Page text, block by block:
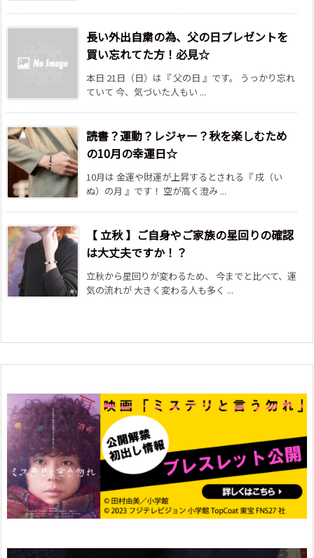
長い外出自粛の為、父の日プレゼントを
買い忘れてた方！必見☆
本日 21日（日）は『 父の日 』です。 うっかり忘れ
ていて 今、気づいた人もい ...
読書？運動？レジャー？秋を楽しむため
の10月の幸運日☆
10月は 金運や財運が上昇するとされる『 戌（い
ぬ）の月 』です！ 空が高く澄み ...
【 立秋 】ご自身やご家族の星回りの確認
は大丈夫ですか！？
立秋から星回りが変わるため、 今までと比べて、運
気の流れが 大きく変わる人も多く ...